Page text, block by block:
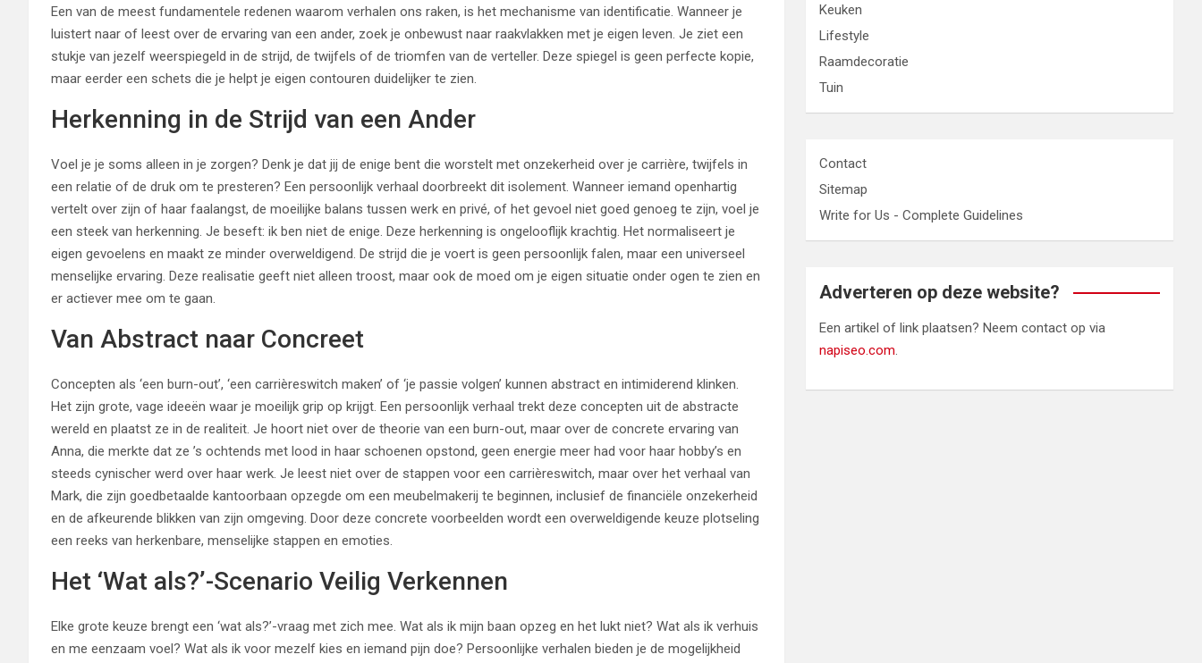
Een van de meest fundamentele redenen waarom verhalen ons raken, is het mechanisme van identificatie. Wanneer je
luistert naar of leest over de ervaring van een ander, zoek je onbewust naar raakvlakken met je eigen leven. Je ziet een
stukje van jezelf weerspiegeld in de strijd, de twijfels of de triomfen van de verteller. Deze spiegel is geen perfecte kopie,
maar eerder een schets die je helpt je eigen contouren duidelijker te zien.
Herkenning in de Strijd van een Ander
Voel je je soms alleen in je zorgen? Denk je dat jij de enige bent die worstelt met onzekerheid over je carrière, twijfels in
een relatie of de druk om te presteren? Een persoonlijk verhaal doorbreekt dit isolement. Wanneer iemand openhartig
vertelt over zijn of haar faalangst, de moeilijke balans tussen werk en privé, of het gevoel niet goed genoeg te zijn, voel je
een steek van herkenning. Je beseft: ik ben niet de enige. Deze herkenning is ongelooflijk krachtig. Het normaliseert je
eigen gevoelens en maakt ze minder overweldigend. De strijd die je voert is geen persoonlijk falen, maar een universeel
menselijke ervaring. Deze realisatie geeft niet alleen troost, maar ook de moed om je eigen situatie onder ogen te zien en
er actiever mee om te gaan.
Van Abstract naar Concreet
Concepten als ‘een burn-out’, ‘een carrièreswitch maken’ of ‘je passie volgen’ kunnen abstract en intimiderend klinken.
Het zijn grote, vage ideeën waar je moeilijk grip op krijgt. Een persoonlijk verhaal trekt deze concepten uit de abstracte
wereld en plaatst ze in de realiteit. Je hoort niet over de theorie van een burn-out, maar over de concrete ervaring van
Anna, die merkte dat ze ’s ochtends met lood in haar schoenen opstond, geen energie meer had voor haar hobby’s en
steeds cynischer werd over haar werk. Je leest niet over de stappen voor een carrièreswitch, maar over het verhaal van
Mark, die zijn goedbetaalde kantoorbaan opzegde om een meubelmakerij te beginnen, inclusief de financiële onzekerheid
en de afkeurende blikken van zijn omgeving. Door deze concrete voorbeelden wordt een overweldigende keuze plotseling
een reeks van herkenbare, menselijke stappen en emoties.
Het ‘Wat als?’-Scenario Veilig Verkennen
Elke grote keuze brengt een ‘wat als?’-vraag met zich mee. Wat als ik mijn baan opzeg en het lukt niet? Wat als ik verhuis
en me eenzaam voel? Wat als ik voor mezelf kies en iemand pijn doe? Persoonlijke verhalen bieden je de mogelijkheid
Keuken
Lifestyle
Raamdecoratie
Tuin
Contact
Sitemap
Write for Us - Complete Guidelines
Adverteren op deze website?
Een artikel of link plaatsen? Neem contact op via
napiseo.com.